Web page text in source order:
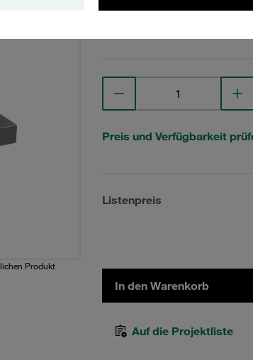
Produkt
Preis und Verfügbarkeit
Listenpreis
In den Warenkorb
Auf die Projektliste